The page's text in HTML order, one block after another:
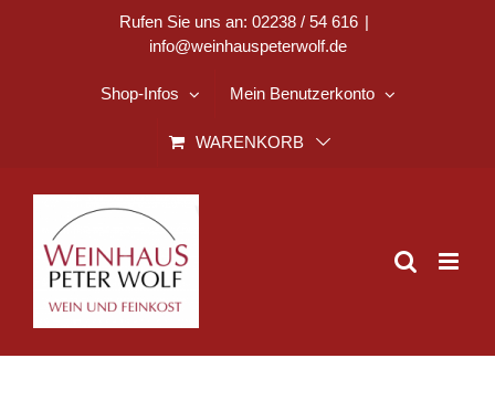
Rufen Sie uns an: 02238 / 54 616 |
info@weinhauspeterwolf.de
Shop-Infos Mein Benutzerkonto
WARENKORB